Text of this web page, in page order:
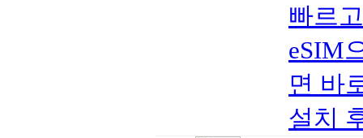
빠르
eSIM
면 바
설치